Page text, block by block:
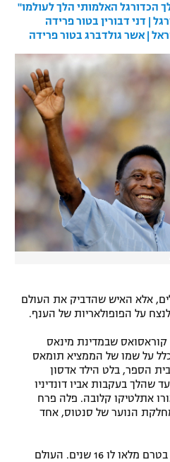
עסק
הכדורגל האלמותי הלך לעולמו"
| דני דבורין בטור פרידה
| אשר גולדברג בטור פרידה
אלא האיש שהדביק את העולם
על הפופולאריות של הענף.
טרס קוראסואס שבמדינת מינאס
על שמו של הממציא תומאס
הספר, בלט הילד אדסון
שהלך בעקבות אביו דונדיניו
אתלטיקו קלובה. פלה פרח
בן 16, עבר למחלקת הנוער של סנטוס, אחד
פלה ערך את הבכורה בסנטוס בטרם מלאו לו 16 שנים. העולם